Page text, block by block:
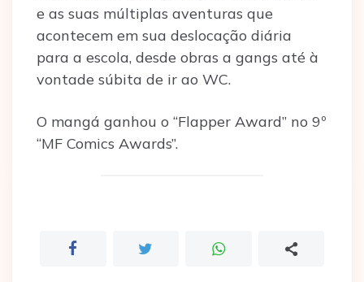
e as suas múltiplas aventuras que
acontecem em sua deslocação diária
para a escola, desde obras a gangs até à
vontade súbita de ir ao WC.
O mangá ganhou o “Flapper Award” no 9º
“MF Comics Awards”.